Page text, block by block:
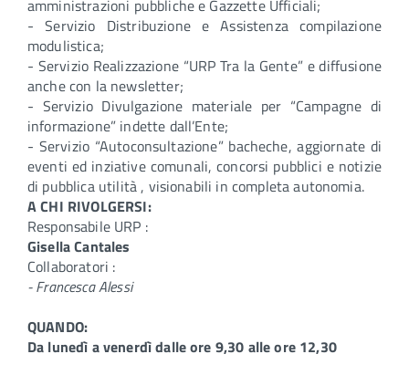
amministrazioni pubbliche e Gazzette Ufficiali;
- Servizio Distribuzione e Assistenza compilazione
modulistica;
- Servizio Realizzazione “URP Tra la Gente” e diffusione
anche con la newsletter;
- Servizio Divulgazione materiale per “Campagne di
informazione” indette dall’Ente;
- Servizio “Autoconsultazione” bacheche, aggiornate di
eventi ed inziative comunali, concorsi pubblici e notizie
di pubblica utilità , visionabili in completa autonomia.
A CHI RIVOLGERSI:
Responsabile URP :
Gisella Cantales
Collaboratori :
- Francesca Alessi
QUANDO:
Da lunedì a venerdì dalle ore 9,30 alle ore 12,30